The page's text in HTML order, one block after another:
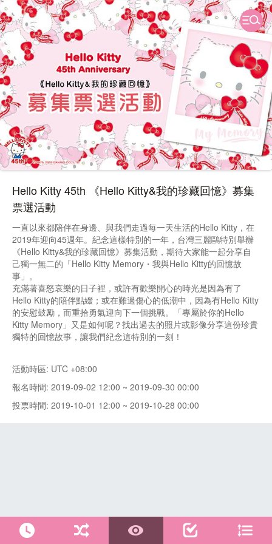
Hello Kitty 45th 《Hello Kitty&我的珍藏回憶》募集
票選活動
一直以來都陪伴在身邊、與我們走過每一天生活的Hello Kitty，在
2019年迎向45週年。紀念這樣特別的一年，台灣三麗鷗特別舉辦
《Hello Kitty&我的珍藏回憶》募集活動，期待大家能一起分享自
己獨一無二的「Hello Kitty Memory・我與Hello Kitty的回憶故
事」。
充滿著喜怒哀樂的日子裡，或許有歡樂開心的時光是因為有了
Hello Kitty的陪伴點綴；或在難過傷心的低潮中，因為有Hello Kitty
的安慰鼓勵，而重拾勇氣迎向下一個挑戰。「專屬於你的Hello
Kitty Memory」又是如何呢？找出過去的照片或影像分享這份珍貴
獨特的回憶故事，讓我們紀念這特別的一刻！
活動時區: UTC +08:00
報名時間: 2019-09-02 12:00 ~ 2019-09-30 00:00
投票時間: 2019-10-01 12:00 ~ 2019-10-28 00:00